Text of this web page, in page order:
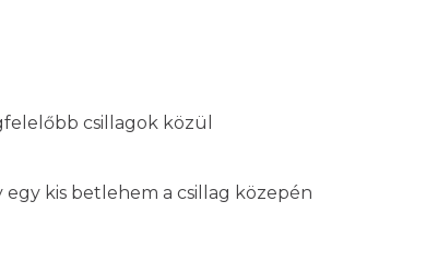
csillagok közül
kis betlehem a csillag közepén